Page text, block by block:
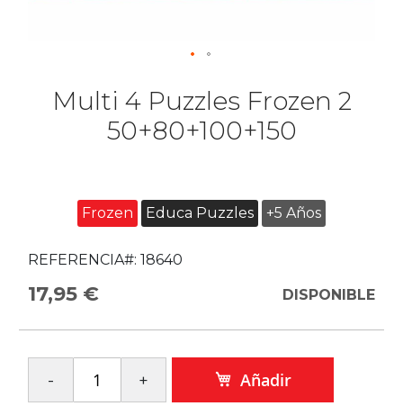
Multi 4 Puzzles Frozen 2
50+80+100+150
Frozen Educa Puzzles +5 Años
REFERENCIA#: 18640
17,95 € DISPONIBLE
Añadir